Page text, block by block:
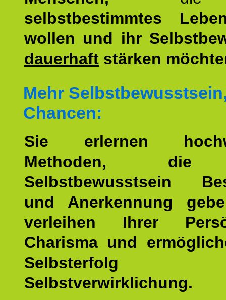
selbstbestimmtes
wollen und ihr
dauerhaft stärken
Mehr
Chancen:
Sie erlernen
Methoden, die
Selbstbewusstsein
und Anerkennung
verleihen Ihrer
Charisma und
Selbstverwirklichung.